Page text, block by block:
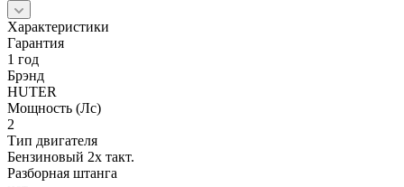
Характеристики
Гарантия
1 год
Брэнд
HUTER
Мощность (Лс)
2
Тип двигателя
Бензиновый 2х такт.
Разборная штанга